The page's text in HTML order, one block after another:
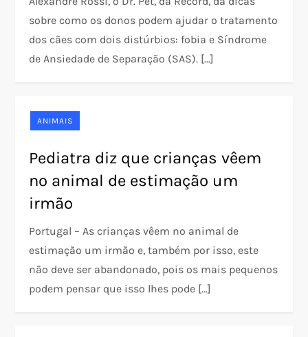
sobre como os donos podem ajudar o tratamento
dos cães com dois distúrbios: fobia e Síndrome
de Ansiedade de Separação (SAS). […]
ANIMAIS
Pediatra diz que crianças vêem
no animal de estimação um
irmão
Portugal – As crianças vêem no animal de
estimação um irmão e, também por isso, este
não deve ser abandonado, pois os mais pequenos
podem pensar que isso lhes pode […]